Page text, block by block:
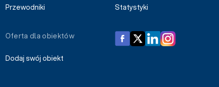
Przewodniki
Statystyki
Oferta dla obiektów
Dodaj swój obiekt